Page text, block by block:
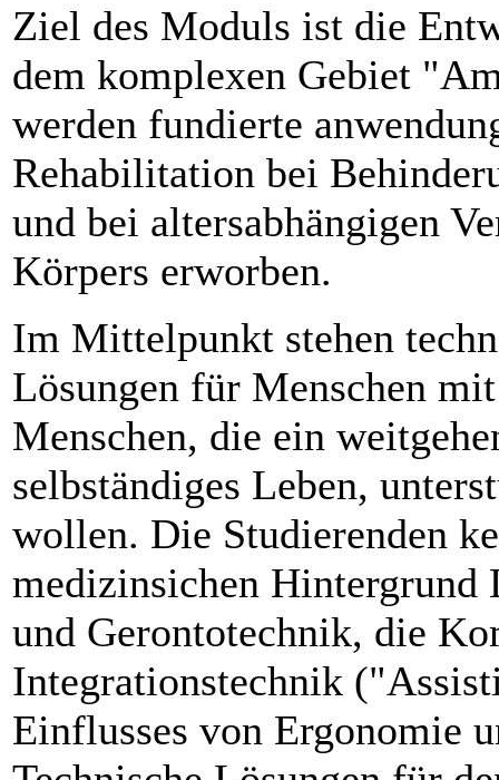
Ziel des Moduls ist die
dem komplexen Gebiet
werden fundierte
Rehabilitation bei
und bei altersabhängigen
Körpers erworben.
Im Mittelpunkt stehen
Lösungen für Menschen
Menschen, die ein
selbständiges Leben,
wollen. Die Studierenden
medizinsichen Hintergrund
und Gerontotechnik, die
Integrationstechnik
Einflusses von Ergonomie